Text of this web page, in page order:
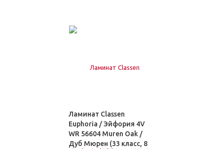
Ламинат Classen
Euphoria / Эйфория 4V
WR 56604 Muren Oak /
Дуб Мюрен (33 класс, 8